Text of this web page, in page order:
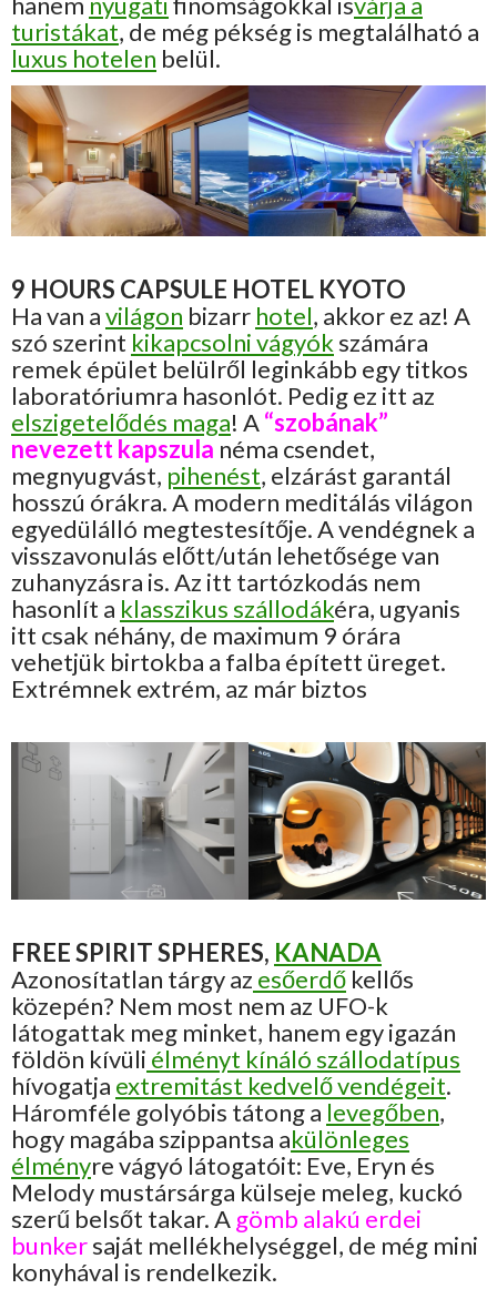
turistákat, de még pékség is megtalálható a
luxus hotelen belül.
9 HOURS CAPSULE HOTEL KYOTO
Ha van avilágon bizarr hotel, akkor ez az! A
szó szerint kikapcsolni vágyók számára
remek épület belülről leginkább egy titkos
laboratóriumra hasonlót. Pedig ez itt az
elszigetelődés maga! A“szobának”
nevezett kapszula néma csendet,
megnyugvást, pihenést, elzárást garantál
hosszú órákra. A modern meditálás világon
egyedülálló megtestesítője. A vendégnek a
visszavonulás előtt/után lehetősége van
zuhanyzásra is. Az itt tartózkodás nem
hasonlít a klasszikus szállodákéra, ugyanis
itt csak néhány, de maximum 9 órára
vehetjük birtokba a falba épített üreget.
Extrémnek extrém, az már biztos
FREE SPIRIT SPHERES, KANADA
Azonosítatlan tárgy az esőerdő kellős
közepén? Nem most nem az UFO-k
látogattak meg minket, hanem egy igazán
földön kívüli élményt kínáló szállodatípus
hívogatja extremitást kedvelő vendégeit.
Háromféle golyóbis tátong a levegőben,
hogy magába szippantsa akülönleges
élményre vágyó látogatóit: Eve, Eryn és
Melody mustársárga külseje meleg, kuckó
szerű belsőt takar. Agömb alakú erdei
bunkersaját mellékhelységgel, de még mini
konyhával is rendelkezik.